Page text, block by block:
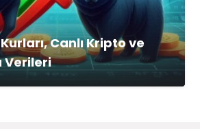
Canlı Kripto ve
Verileri